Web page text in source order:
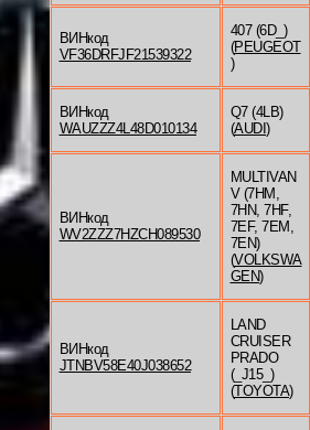
ВИНкод
VF36DRFJF21539322
407 (6D_)
(PEUGEOT
)
ВИНкод
WAUZZZ4L48D010134
Q7 (4LB)
(AUDI )
ВИНкод
WV2ZZZ7HZCH089530
MULTIVAN
V (7HM,
7HN, 7HF,
7EF, 7EM,
7EN)
(VOLKSWA
GEN)
ВИНкод
JTNBV58E40J038652
LAND
CRUISER
PRADO
(_J15_)
(TOYOTA)